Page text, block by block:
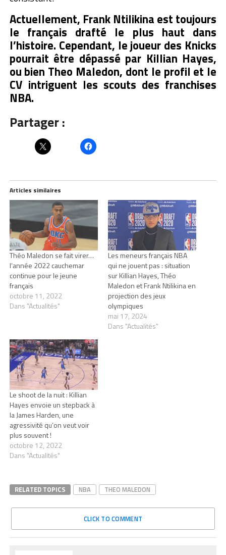
Actuellement, Frank Ntilikina est toujours
le français drafté le plus haut dans
l’histoire. Cependant, le joueur des Knicks
pourrait être dépassé par Killian Hayes,
ou bien Theo Maledon, dont le profil et le
CV intriguent les scouts des franchises
NBA.
Partager :
Articles similaires
Théo Maledon se fait virer…
l’année 2022 cauchemar
continue pour le jeune
français
octobre 11, 2022
Dans "Actualités"
Les meneurs français NBA
qui ne jouent pas : situation
sur Killian Hayes, Théo
Maledon et Frank Ntilikina en
projection des jeux
olympiques
mai 17, 2024
Dans "Actualités"
Le shoot de la nuit : Killian
Hayes envoie un stepback à
la James Harden, une
agressivité qu’on veut voir
plus souvent !
octobre 12, 2022
Dans "Actualités"
RELATED TOPICS NBA THEO MALEDON
CLICK TO COMMENT